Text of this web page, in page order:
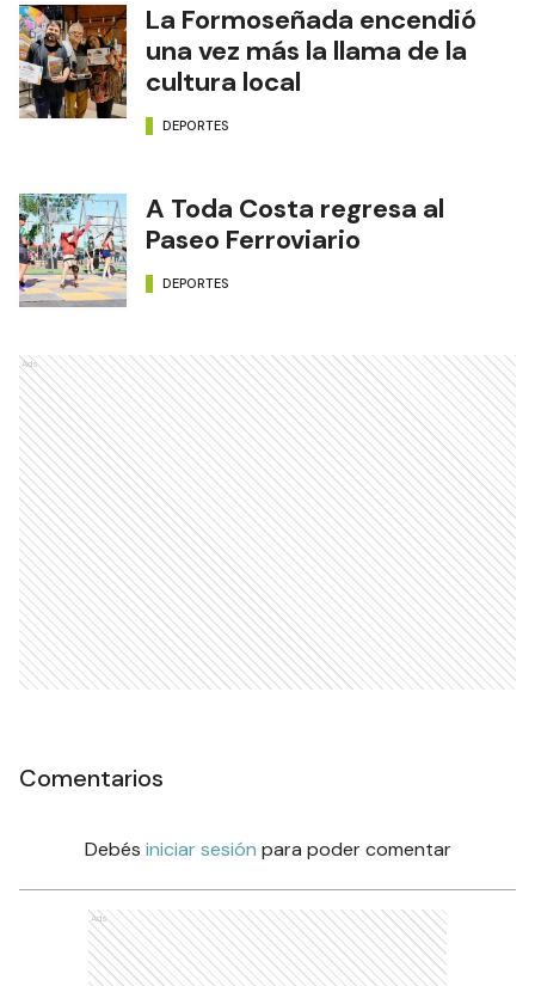
La Formoseñada encendió
una vez más la llama de la
cultura local
DEPORTES
A Toda Costa regresa al
Paseo Ferroviario
DEPORTES
Ads
Comentarios
Debés iniciar sesión para poder comentar
Ads